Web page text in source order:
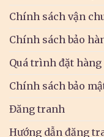
Chính sách vận
Chính sách bảo
Quá trình đặt hàng
Chính sách bảo
Đăng tranh
Hướng dẫn đăng